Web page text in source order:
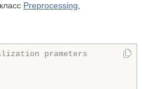
Preprocessing
prameters